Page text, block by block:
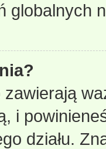
globalnych
zawierają
i
działu.